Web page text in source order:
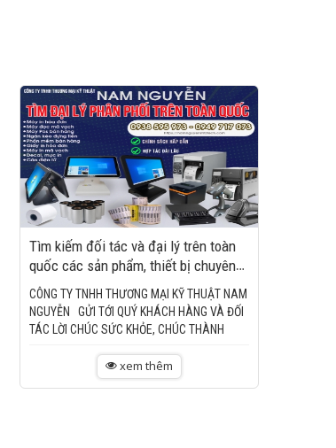
Tìm kiếm đối tác và đại lý trên toàn
quốc các sản phẩm, thiết bị chuyên
ngành bán hàng, in ấn mã vạch
CÔNG TY TNHH THƯƠNG MẠI KỸ THUẬT NAM
NGUYỄN GỬI TỚI QUÝ KHÁCH HÀNG VÀ ĐỐI
TÁC LỜI CHÚC SỨC KHỎE, CHÚC THÀNH
xem thêm